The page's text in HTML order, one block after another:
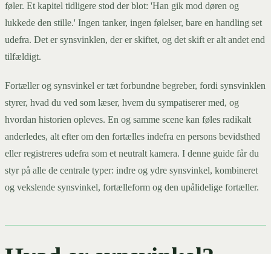
føler. Et kapitel tidligere stod der blot: 'Han gik mod døren og
lukkede den stille.' Ingen tanker, ingen følelser, bare en handling set
udefra. Det er synsvinklen, der er skiftet, og det skift er alt andet end
tilfældigt.
Fortæller og synsvinkel er tæt forbundne begreber, fordi synsvinklen
styrer, hvad du ved som læser, hvem du sympatiserer med, og
hvordan historien opleves. En og samme scene kan føles radikalt
anderledes, alt efter om den fortælles indefra en persons bevidsthed
eller registreres udefra som et neutralt kamera. I denne guide får du
styr på alle de centrale typer: indre og ydre synsvinkel, kombineret
og vekslende synsvinkel, fortælleform og den upålidelige fortæller.